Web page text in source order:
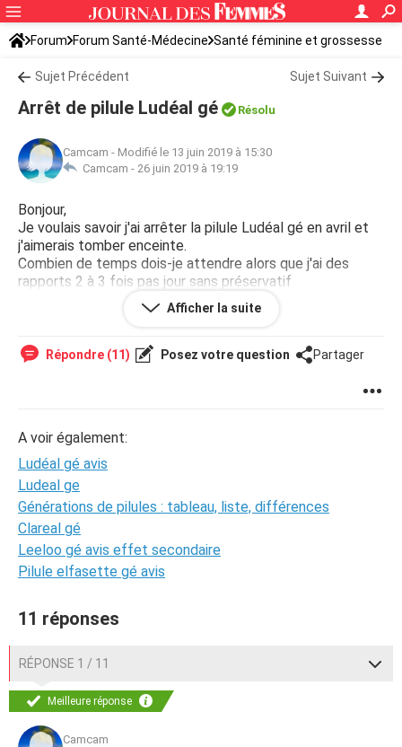
Forum Forum Santé-Médecine Santé féminine et grossesse
Tomber enceinte
Sujet Précédent Sujet Suivant
Arrêt de pilule Ludéal gé Résolu
Camcam - Modifié le 13 juin 2019 à 15:30
Camcam - 26 juin 2019 à 19:19
Bonjour,
Je voulais savoir j'ai arrêter la pilule Ludéal gé en avril et
j'aimerais tomber enceinte.
Combien de temps dois-je attendre alors que j'ai des
rapports 2 à 3 fois pas jour sans préservatif
Afficher la suite
Répondre (11) Posez votre question Partager
A voir également:
Ludéal gé avis
Ludeal ge
Générations de pilules : tableau, liste, différences
Clareal gé
Leeloo gé avis effet secondaire
Pilule elfasette gé avis
11 réponses
RÉPONSE 1 / 11
Meilleure réponse
Camcam